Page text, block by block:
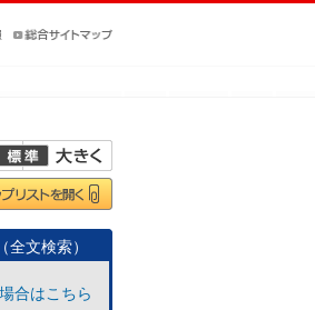
全文検索）
合はこちら